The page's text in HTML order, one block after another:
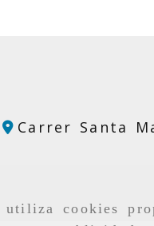
cookies
Carrer Santa